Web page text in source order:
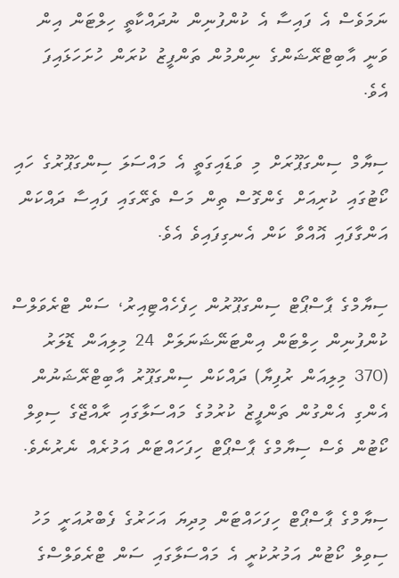
ނަމަވެސް އެ ފައިސާ އެ ކުންފުނިން ނުދައްކާތީ ހިލްޓަން އިން
ވަނީ އާބިޓްރޭޝަންގެ ނިންމުން ތަންފީޒު ކުރަން ހުށަހަޅައިފަ
އެވެ.
ސިޔާމް ސިންގަޕޫރަށް މި ވަޑައިގަތީ އެ މައްސަލަ ސިންގަޕޫރުގެ ހައި
ކޯޓުގައި ކުރިއަށް ގެންގޮސް ތިން މަސް ތެރޭގައި ފައިސާ ދައްކަން
އަންގާފައި އޮއްވާ ކަން އެނގިފައިވެ އެވެ.
ސިޔާމްގެ ޕާސްޕޯޓް ސިންގަޕޫރުން ހިފެހެއްޓިއިރު، ސަން ޓްރެވަލްސް
ކުންފުނިން ހިލްޓަން އިންޓަނޭޝަނަލަށް 24 މިލިއަން ޑޮލަރު
(370 މިލިއަން ރުފިޔާ) ދައްކަން ސިންގަޕޫރު އާބިޓްރޭޝަނުން
އެންގި އެންގުން ތަންފީޒު ކުރުމުގެ މައްސަލާގައި ރާއްޖޭގެ ސިވިލް
ކޯޓުން ވެސް ސިޔާމްގެ ޕާސްޕޯޓް ހިފަހައްޓަން އަމުރެއް ނެރުނެވެ.
ސިޔާމްގެ ޕާސްޕޯޓް ހިފަހައްޓަން މިދިޔަ އަހަރުގެ ފެބްރުއަރީ މަހު
ސިވިލް ކޯޓުން އަމުރުކުރީ އެ މައްސަލާގައި ސަން ޓްރެވަލްސްގެ